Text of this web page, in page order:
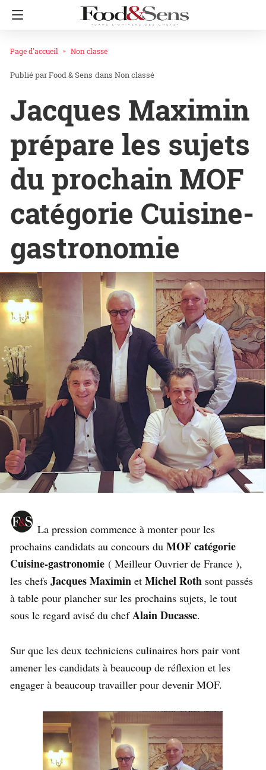
Page d'accueil Non classé
Food & Sens dans Non classé
Jacques Maximin
prépare les sujets
du prochain MOF
catégorie Cuisine-
gastronomie
La pression commence à monter pour les
prochains candidats au concours du MOF catégorie
Cuisine-gastronomie ( Meilleur Ouvrier de France ),
les chefs Jacques Maximin et Michel Roth sont passés
à table pour plancher sur les prochains sujets, le tout
sous le regard avisé du chefAlain Ducasse.
Sur que les deux techniciens culinaires hors pair vont
amener les candidats à beaucoup de réflexion et les
engager à beaucoup travailler pour devenir MOF.